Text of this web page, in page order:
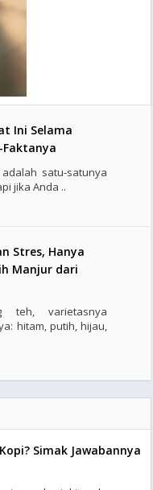
Ini Selama
satu-satunya
jika Anda ..
Stres, Hanya
Manjur dari
teh, varietasnya
hitam, putih, hijau,
Simak Jawabannya